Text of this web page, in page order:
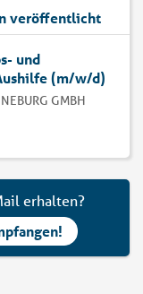
veröffentlicht
und
(m/w/d)
GMBH
erhalten?